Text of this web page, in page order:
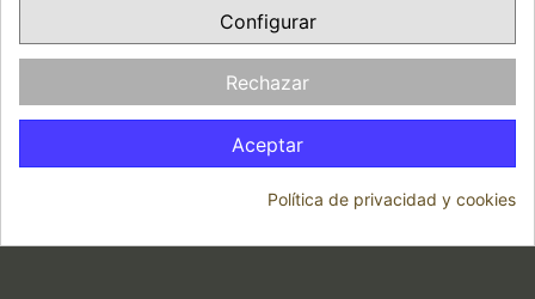
FacebookYouTubePinterest
OPINIONES CLIENTES
Configurar
Rechazar
Aceptar
Política de privacidad y cookies